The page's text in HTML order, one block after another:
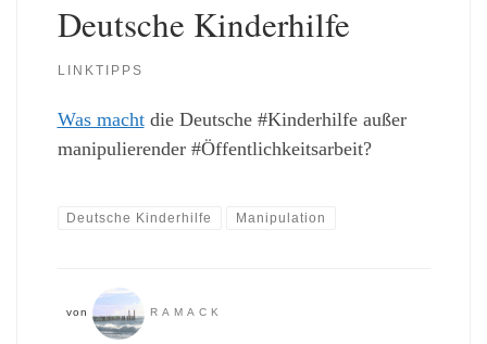
Deutsche Kinderhilfe
LINKTIPPS
Was machtdie Deutsche #Kinderhilfe außer
manipulierender #Öffentlichkeitsarbeit?
Deutsche Kinderhilfe Manipulation
von RAMACK